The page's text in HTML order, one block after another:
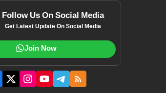
Follow Us On Social Media
Get Latest Update On Social Media
Join Now